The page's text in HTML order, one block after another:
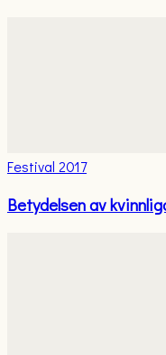
Festival 2017
Betydelsen av